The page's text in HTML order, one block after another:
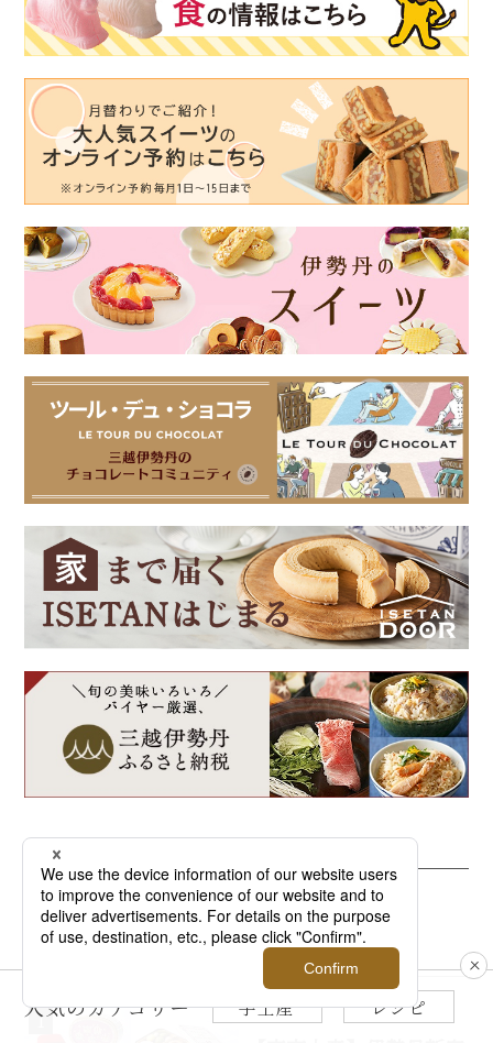
Ranking
人気記事ランキング
1
人気のカテゴリー 手土産 レシピ